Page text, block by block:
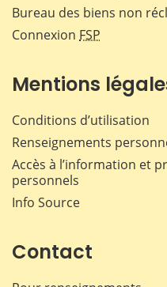
Bureau des biens non
Connexion FSP
Mentions
Conditions d’utilisation
Renseignements
Accès à l’information et
personnels
Info Source
Contact